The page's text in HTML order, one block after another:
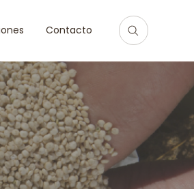
Contacto